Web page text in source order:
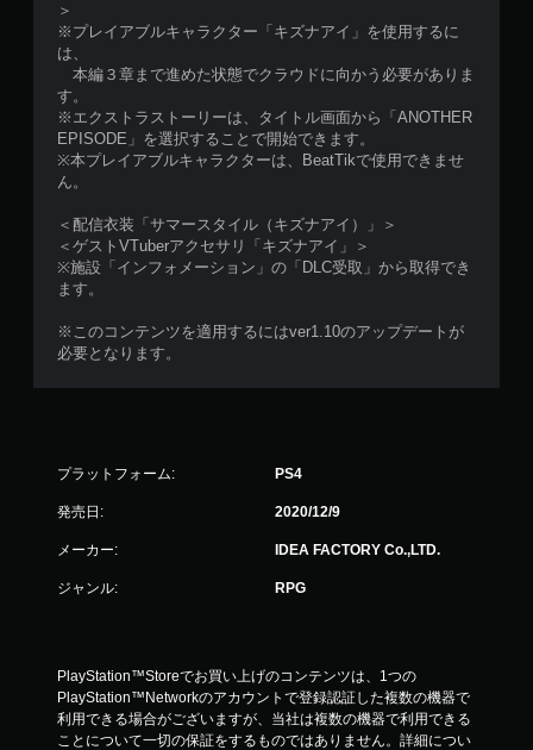
＞
※プレイアブルキャラクター「キズナアイ」を使用するに
は、
本編３章まで進めた状態でクラウドに向かう必要がありま
す。
※エクストラストーリーは、タイトル画面から「ANOTHER
EPISODE」を選択することで開始できます。
※本プレイアブルキャラクターは、BeatTikで使用できませ
ん。
＜配信衣装「サマースタイル（キズナアイ）」＞
＜ゲストVTuberアクセサリ「キズナアイ」＞
※施設「インフォメーション」の「DLC受取」から取得でき
ます。
※このコンテンツを適用するにはver1.10のアップデートが
必要となります。
プラットフォーム: PS4
発売日: 2020/12/9
メーカー: IDEA FACTORY Co.,LTD.
ジャンル: RPG
PlayStation™Storeでお買い上げのコンテンツは、1つの
PlayStation™Networkのアカウントで登録認証した複数の機器で
利用できる場合がございますが、当社は複数の機器で利用できる
ことについて一切の保証をするものではありません。詳細につい